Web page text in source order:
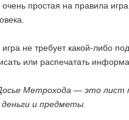
очень простая на правила
игра не требует какой-либо
или распечатать
Метрохода — это лист
деньги и предметы.